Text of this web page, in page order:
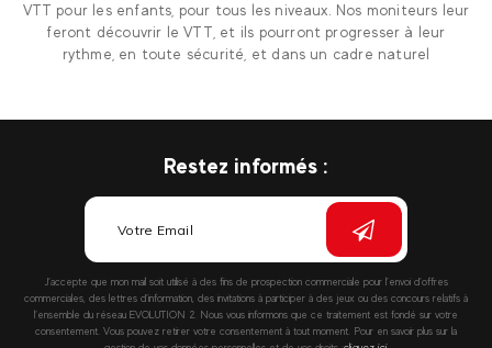
VTT pour les enfants, pour tous les niveaux. Nos moniteurs leur
feront découvrir le VTT, et ils pourront progresser à leur
rythme, en toute sécurité, et dans un cadre naturel
Restez informés :
J’accepte que mon mail soit utilisé à des fins de prospection commerciale pour l’envoi d’offres
commerciales, des lettres d’information, des invitations à participer à des jeux ou des concours relatifs à
l’ensemble du réseau EVOLUTION 2. Nous vous informons que ce traitement est fondé sur votre
consentement. Vous pouvez retirer votre consentement à tout moment. Pour en savoir plus sur la